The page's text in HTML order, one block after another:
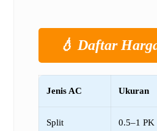
💧 Daftar
Jenis AC Ukuran
Split 0.5–1 PK